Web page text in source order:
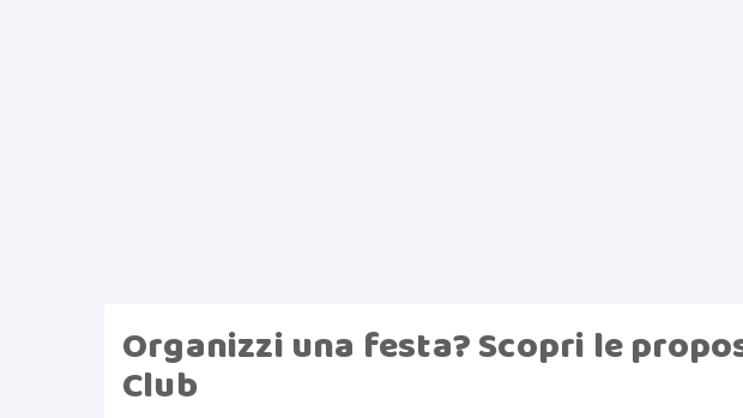
Organizzi una festa? Scopri le
Club